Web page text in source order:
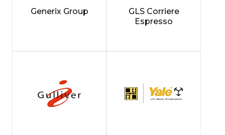
Generix Group
GLS Corriere
Espresso